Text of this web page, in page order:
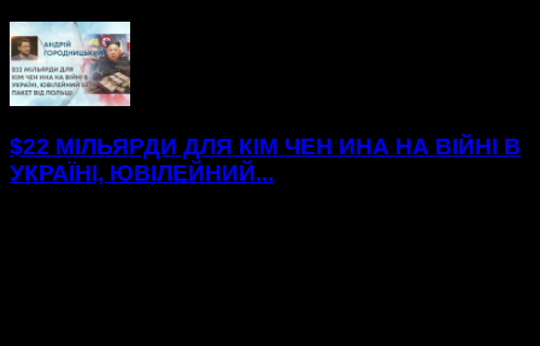
$22 МІЛЬЯРДИ ДЛЯ КІМ ЧЕН ИНА НА ВІЙНІ В
УКРАЇНІ, ЮВІЛЕЙНИЙ...